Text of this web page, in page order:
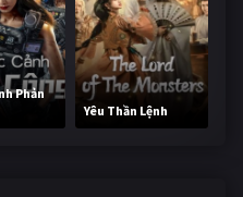
Phản
Yêu Thần Lệnh